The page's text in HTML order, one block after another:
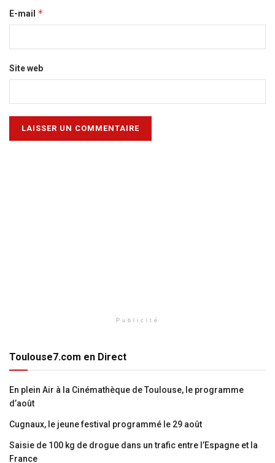
E-mail *
Site web
Publicité
Toulouse7.com en Direct
En plein Air à la Cinémathèque de Toulouse, le programme
d’août
Cugnaux, le jeune festival programmé le 29 août
Saisie de 100 kg de drogue dans un trafic entre l’Espagne et la
France